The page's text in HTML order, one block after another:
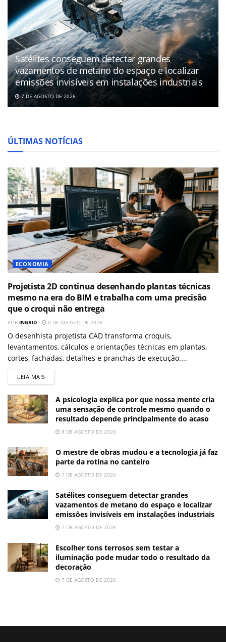
Satélites conseguem detectar grandes
vazamentos de metano do espaço e localizar
emissões invisíveis em instalações industriais
7 DE AGOSTO DE 2026
ÚLTIMAS NOTÍCIAS
ECONOMIA
Projetista 2D continua desenhando plantas técnicas
mesmo na era do BIM e trabalha com uma precisão
que o croqui não entrega
POR INGRID 8 DE AGOSTO DE 2026
O desenhista projetista CAD transforma croquis,
levantamentos, cálculos e orientações técnicas em plantas,
cortes, fachadas, detalhes e pranchas de execução....
LEIA MAIS
A psicologia explica por que nossa mente cria
uma sensação de controle mesmo quando o
resultado depende principalmente do acaso
8 DE AGOSTO DE 2026
O mestre de obras mudou e a tecnologia já faz
parte da rotina no canteiro
7 DE AGOSTO DE 2026
Satélites conseguem detectar grandes
vazamentos de metano do espaço e localizar
emissões invisíveis em instalações industriais
7 DE AGOSTO DE 2026
Escolher tons terrosos sem testar a
iluminação pode mudar todo o resultado da
decoração
7 DE AGOSTO DE 2026